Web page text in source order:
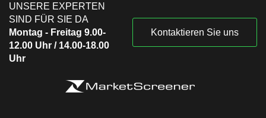
UNSERE EXPERTEN
SIND FÜR SIE DA
Montag - Freitag 9.00-
12.00 Uhr / 14.00-18.00
Uhr
Kontaktieren Sie uns